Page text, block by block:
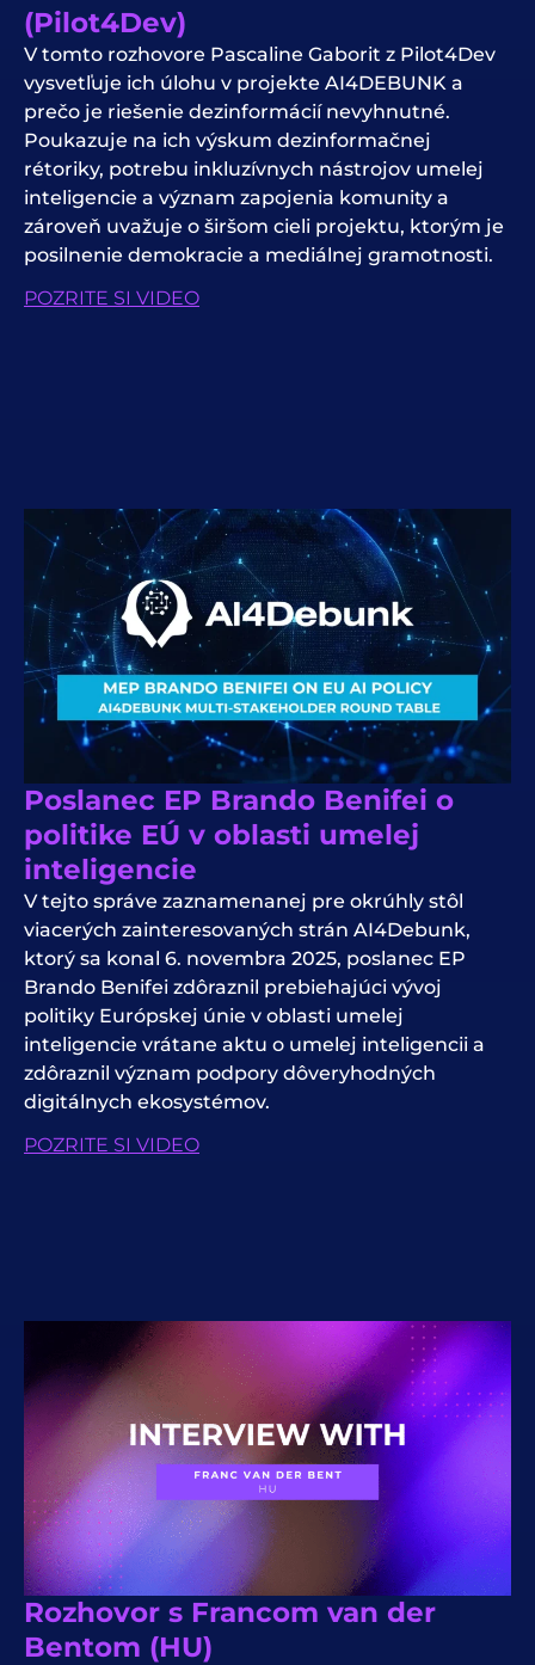
(Pilot4Dev)
V tomto rozhovore Pascaline Gaborit z Pilot4Dev
vysvetľuje ich úlohu v projekte AI4DEBUNK a
prečo je riešenie dezinformácií nevyhnutné.
Poukazuje na ich výskum dezinformačnej
rétoriky, potrebu inkluzívnych nástrojov umelej
inteligencie a význam zapojenia komunity a
zároveň uvažuje o širšom cieli projektu, ktorým je
posilnenie demokracie a mediálnej gramotnosti.
POZRITE SI VIDEO
Poslanec EP Brando Benifei o
politike EÚ v oblasti umelej
inteligencie
V tejto správe zaznamenanej pre okrúhly stôl
viacerých zainteresovaných strán AI4Debunk,
ktorý sa konal 6. novembra 2025, poslanec EP
Brando Benifei zdôraznil prebiehajúci vývoj
politiky Európskej únie v oblasti umelej
inteligencie vrátane aktu o umelej inteligencii a
zdôraznil význam podpory dôveryhodných
digitálnych ekosystémov.
POZRITE SI VIDEO
Rozhovor s Francom van der
Bentom (HU)